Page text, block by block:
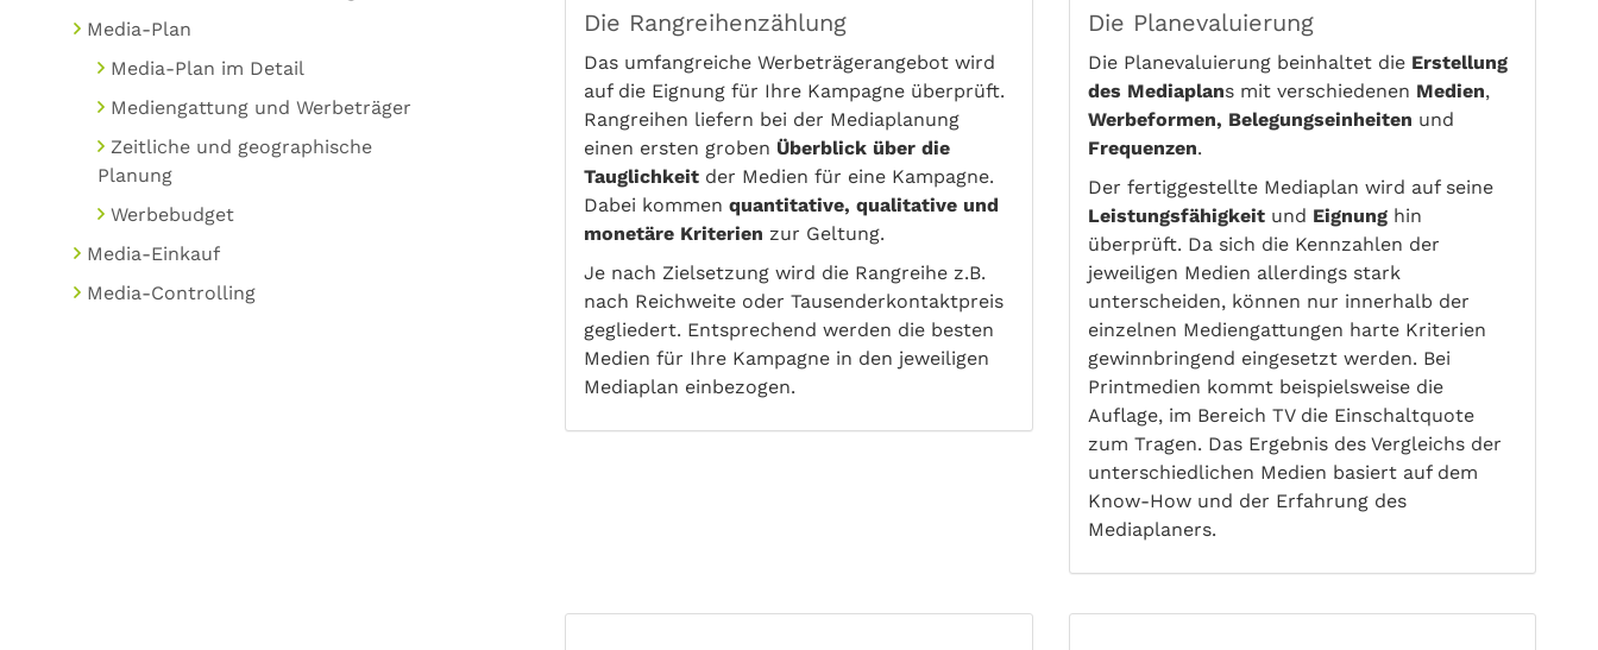
Media-Plan
Media-Plan im Detail
Mediengattung und Werbeträger
Zeitliche und geographische
Planung
Werbebudget
Media-Einkauf
Media-Controlling
Die Rangreihenzählung
Das umfangreiche Werbeträgerangebot wird
auf die Eignung für Ihre Kampagne überprüft.
Rangreihen liefern bei der Mediaplanung
einen ersten groben Überblick über die
Tauglichkeit der Medien für eine Kampagne.
Dabei kommenquantitative, qualitative und
monetäre Kriterien zur Geltung.
Je nach Zielsetzung wird die Rangreihe z.B.
nach Reichweite oder Tausenderkontaktpreis
gegliedert. Entsprechend werden die besten
Medien für Ihre Kampagne in den jeweiligen
Mediaplan einbezogen.
Die Planevaluierung
Die Planevaluierung beinhaltet die Erstellung
des Mediaplans mit verschiedenen Medien,
Werbeformen, Belegungseinheiten und
Frequenzen.
Der fertiggestellte Mediaplan wird auf seine
Leistungsfähigkeit und Eignung hin
überprüft. Da sich die Kennzahlen der
jeweiligen Medien allerdings stark
unterscheiden, können nur innerhalb der
einzelnen Mediengattungen harte Kriterien
gewinnbringend eingesetzt werden. Bei
Printmedien kommt beispielsweise die
Auflage, im Bereich TV die Einschaltquote
zum Tragen. Das Ergebnis des Vergleichs der
unterschiedlichen Medien basiert auf dem
Know-How und der Erfahrung des
Mediaplaners.